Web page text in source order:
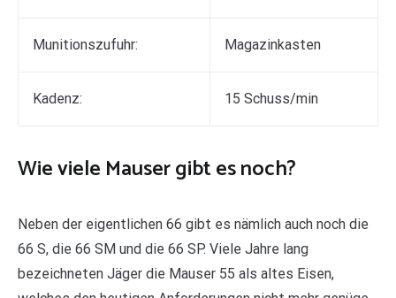
Munitionszufuhr: Magazinkasten
Kadenz: 15 Schuss/min
Wie viele Mauser gibt es noch?
Neben der eigentlichen 66 gibt es nämlich auch noch die
66 S, die 66 SM und die 66 SP. Viele Jahre lang
bezeichneten Jäger die Mauser 55 als altes Eisen,